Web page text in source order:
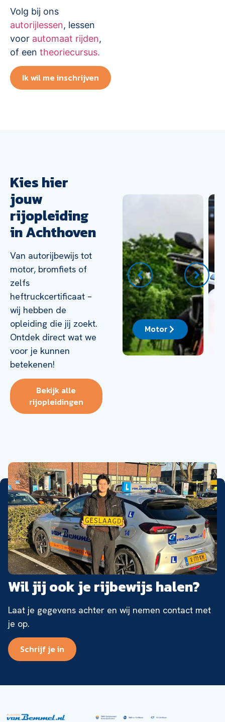
Volg bij ons
autorijlessen, lessen
voor automaat rijden,
of een theoriecursus.
Ik wil me inschrijven
Kies hier
jouw
rijopleiding
in Achthoven
Van autorijbewijs tot
motor, bromfiets of
zelfs
heftruckcertificaat –
wij hebben de
opleiding die jij zoekt.
Ontdek direct wat we
voor je kunnen
betekenen!
Bekijk alle
rijopleidingen
Auto Motor
Wil jij ook je rijbewijs halen?
Laat je gegevens achter en wij nemen contact met
je op.
Schrijf je in